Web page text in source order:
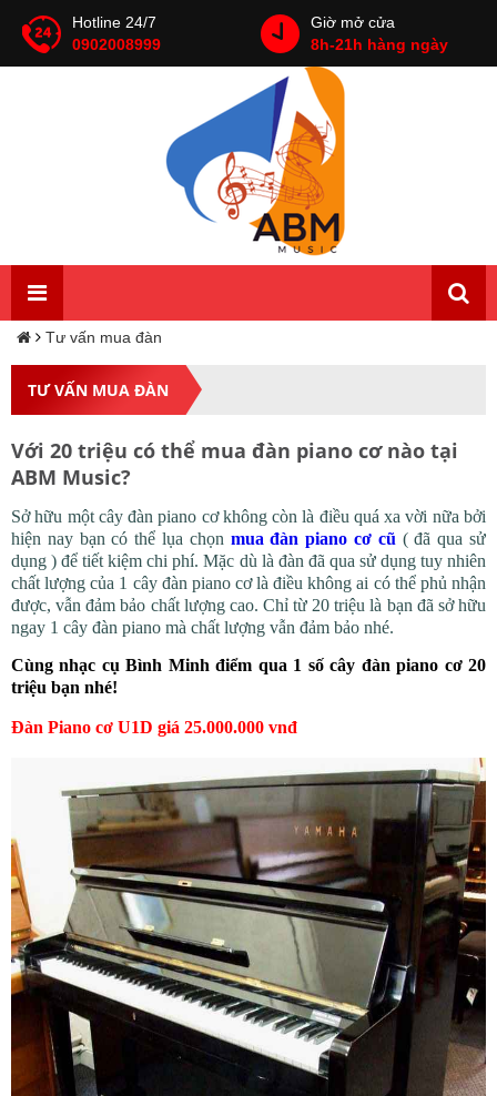
Hotline 24/7
0902008999
Giờ mở cửa
8h-21h hàng ngày
Tư vấn mua đàn
TƯ VẤN MUA ĐÀN
Với 20 triệu có thể mua đàn piano cơ nào tại
ABM Music?
Sở hữu một cây đàn piano cơ không còn là điều quá xa vời nữa bởi
hiện nay bạn có thể lụa chọn mua đàn piano cơ cũ ( đã qua sử
dụng ) để tiết kiệm chi phí. Mặc dù là đàn đã qua sử dụng tuy nhiên
chất lượng của 1 cây đàn piano cơ là điều không ai có thể phủ nhận
được, vẫn đảm bảo chất lượng cao. Chỉ từ 20 triệu là bạn đã sở hữu
ngay 1 cây đàn piano mà chất lượng vẫn đảm bảo nhé.
Cùng nhạc cụ Bình Minh điểm qua 1 số cây đàn piano cơ 20
triệu bạn nhé!
Đàn Piano cơ U1D giá 25.000.000 vnđ